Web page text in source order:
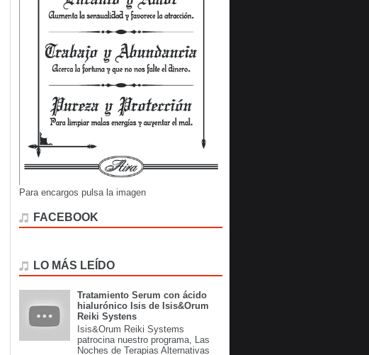
Para encargos pulsa la imagen
FACEBOOK
LO MÁS LEÍDO
Tratamiento Serum con ácido
hialurónico Isis de Isis&Orum
Reiki Systens
Isis&Orum Reiki Systems
patrocina nuestro programa, Las
Noches de Terapias Alternativas